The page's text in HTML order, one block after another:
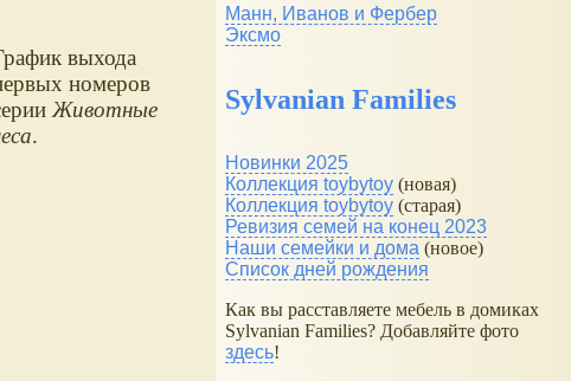
выхода
номеров
Животные
.
Манн, Иванов и Фербер
Эксмо
Sylvanian Families
Новинки 2025
Коллекция toybytoy (новая)
Коллекция toybytoy (старая)
Ревизия семей на конец 2023
Наши семейки и дома (новое)
Список дней рождения
Как вы расставляете мебель в домиках
Sylvanian Families? Добавляйте фото
здесь!